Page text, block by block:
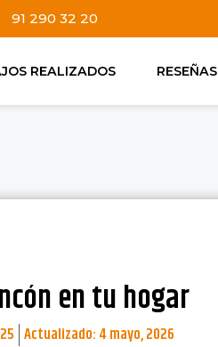
91 290 32 20
REALIZADOS RESEÑAS
en tu hogar
Actualizado: 4 mayo, 2026